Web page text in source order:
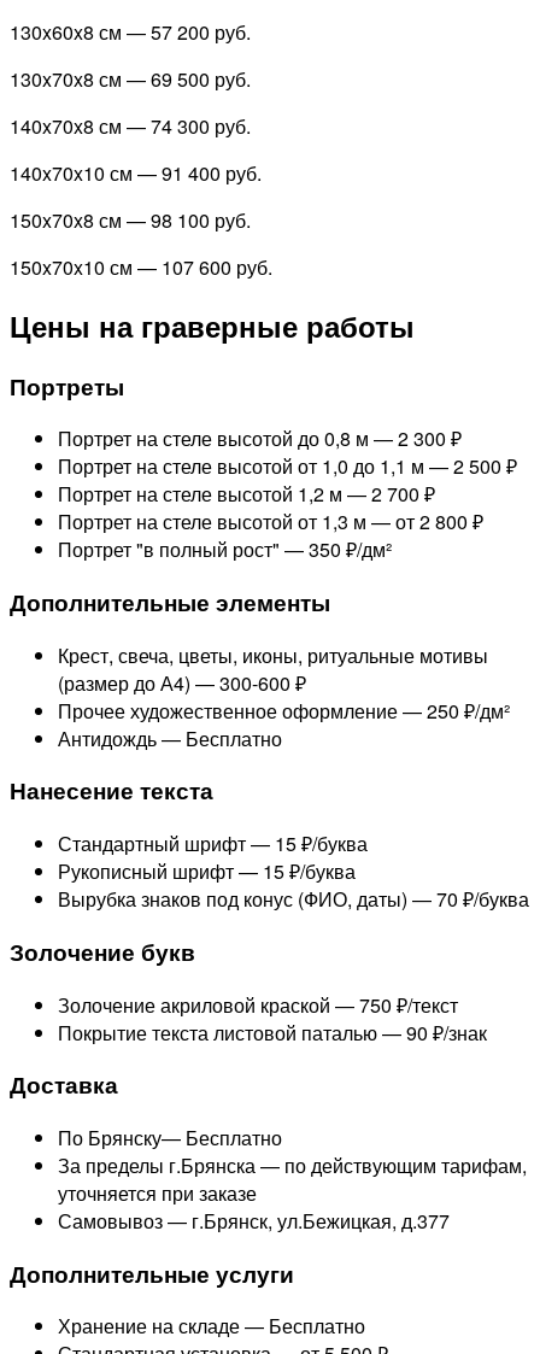
130x60x8 см —57 200 руб.
130x70x8 см —69 500 руб.
140x70x8 см —74 300 руб.
140x70x10 см —91 400 руб.
150x70x8 см —98 100 руб.
150x70x10 см — 107 600 руб.
Цены на граверные работы
Портреты
Портрет на стеле высотой до 0,8 м —2 300 ₽
Портрет на стеле высотой от 1,0 до 1,1 м —2 500 ₽
Портрет на стеле высотой 1,2 м —2 700 ₽
Портрет на стеле высотой от 1,3 м —от 2 800 ₽
Портрет "в полный рост" —350 ₽/дм²
Дополнительные элементы
Крест, свеча, цветы, иконы, ритуальные мотивы
(размер до А4) —300-600 ₽
Прочее художественное оформление —250 ₽/дм²
Антидождь — Бесплатно
Нанесение текста
Стандартный шрифт — 15 ₽/буква
Рукописный шрифт — 15 ₽/буква
Вырубка знаков под конус (ФИО, даты) —70 ₽/буква
Золочение букв
Золочение акриловой краской —750 ₽/текст
Покрытие текста листовой паталью —90 ₽/знак
Доставка
По Брянску— Бесплатно
За пределы г.Брянска — по действующим тарифам,
уточняется при заказе
Самовывоз — г.Брянск, ул.Бежицкая, д.377
Дополнительные услуги
Хранение на складе — Бесплатно